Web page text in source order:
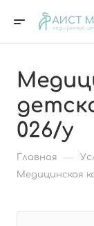
026/у
Главная —
Медицинская